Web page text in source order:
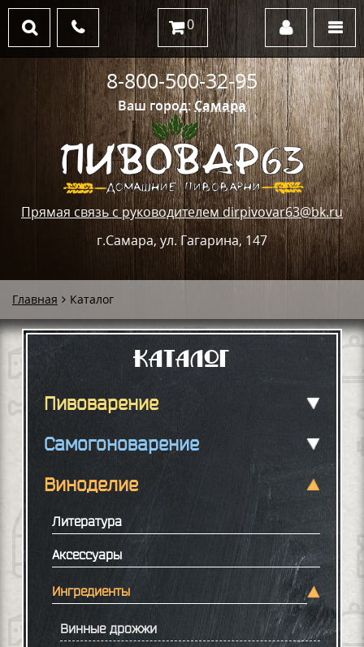
Ваш город:Самара
Прямая связь с руководителем dirpivovar63@bk.ru
г.Самара, ул. Гагарина, 147
8-800-500-32-95
0
Главная Каталог
Каталог
Пивоварение
Самогоноварение
Виноделие
Литература
Аксессуары
Ингредиенты
Винные дрожжи